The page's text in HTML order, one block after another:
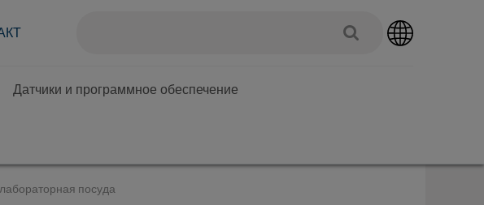
Датчики и программное обеспечение
посуда